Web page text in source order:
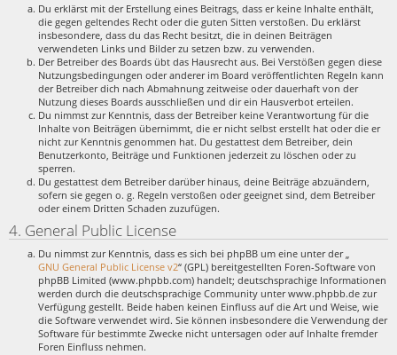
Du erklärst mit der Erstellung eines Beitrags, dass er keine Inhalte enthält,
die gegen geltendes Recht oder die guten Sitten verstoßen. Du erklärst
insbesondere, dass du das Recht besitzt, die in deinen Beiträgen
verwendeten Links und Bilder zu setzen bzw. zu verwenden.
Der Betreiber des Boards übt das Hausrecht aus. Bei Verstößen gegen diese
Nutzungsbedingungen oder anderer im Board veröffentlichten Regeln kann
der Betreiber dich nach Abmahnung zeitweise oder dauerhaft von der
Nutzung dieses Boards ausschließen und dir ein Hausverbot erteilen.
Du nimmst zur Kenntnis, dass der Betreiber keine Verantwortung für die
Inhalte von Beiträgen übernimmt, die er nicht selbst erstellt hat oder die er
nicht zur Kenntnis genommen hat. Du gestattest dem Betreiber, dein
Benutzerkonto, Beiträge und Funktionen jederzeit zu löschen oder zu
sperren.
Du gestattest dem Betreiber darüber hinaus, deine Beiträge abzuändern,
sofern sie gegen o. g. Regeln verstoßen oder geeignet sind, dem Betreiber
oder einem Dritten Schaden zuzufügen.
4. General Public License
Du nimmst zur Kenntnis, dass es sich bei phpBB um eine unter der „
GNU General Public License v2“ (GPL) bereitgestellten Foren-Software von
phpBB Limited (www.phpbb.com) handelt; deutschsprachige Informationen
werden durch die deutschsprachige Community unter www.phpbb.de zur
Verfügung gestellt. Beide haben keinen Einfluss auf die Art und Weise, wie
die Software verwendet wird. Sie können insbesondere die Verwendung der
Software für bestimmte Zwecke nicht untersagen oder auf Inhalte fremder
Foren Einfluss nehmen.